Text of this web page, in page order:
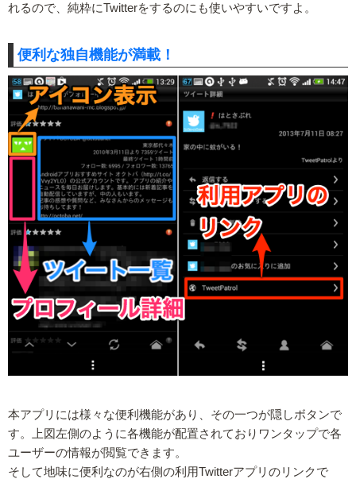
れるので、純粋にTwitterをするのにも使いやすいですよ。
便利な独自機能が満載！
本アプリには様々な便利機能があり、その一つが隠しボタンで
す。上図左側のように各機能が配置されておりワンタップで各
ユーザーの情報が閲覧できます。
そして地味に便利なのが右側の利用Twitterアプリのリンクで